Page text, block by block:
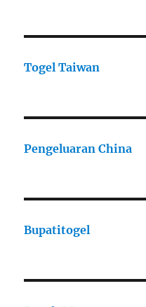
Togel Taiwan
Pengeluaran China
Bupatitogel